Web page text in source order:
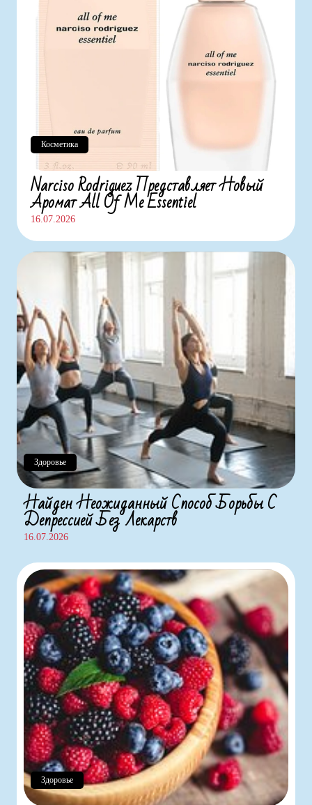
Narciso Rodriguez Представляет Новый
Аромат All Of Me Essentiel
16.07.2026
Косметика
Здоровье
Найден Неожиданный Способ Борьбы С
Депрессией Без Лекарств
16.07.2026
Здоровье